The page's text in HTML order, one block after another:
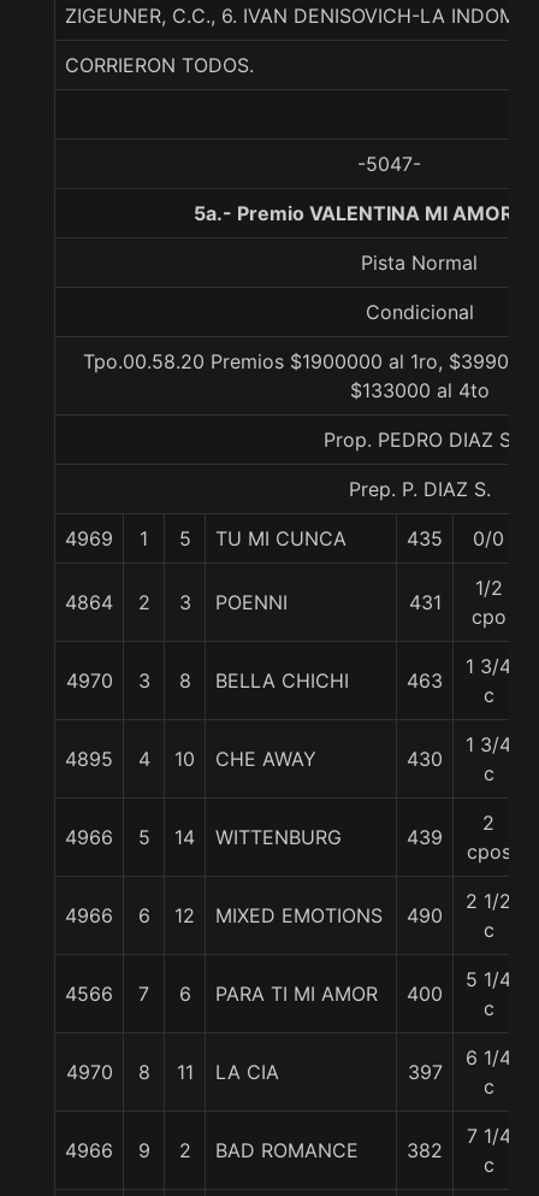
ZIGEUNER, C.C., 6. IVAN DENISOVICH-LA
CORRIERON TODOS.
-5047-
5a.- Premio VALENTINA MI AMOR,
Pista Normal
Condicional
Tpo.00.58.20 Premios $1900000 al 1ro,
$133000 al 4to
Prop. PEDRO DIAZ S.
Prep. P. DIAZ S.
4969 1 5 TU MI CUNCA 435 0/0
4864 2 3 POENNI 431
1/2
cpo
4970 3 8 BELLA CHICHI 463
1 3/4
c
4895 4 10 CHE AWAY 430
1 3/4
c
4966 5 14 WITTENBURG 439
2
cpos
4966 6 12 MIXED EMOTIONS 490
2 1/2
c
4566 7 6 PARA TI MI AMOR 400
5 1/4
c
4970 8 11 LA CIA 397
6 1/4
c
4966 9 2 BAD ROMANCE 382
7 1/4
c